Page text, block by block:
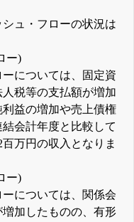
ュ・フローの状況は
ー)
については、固定資
税等の支払額が増加
益の増加や売上債権
会計年度と比較して
万円の収入となりま
ー)
については、関係会
加したものの、有形